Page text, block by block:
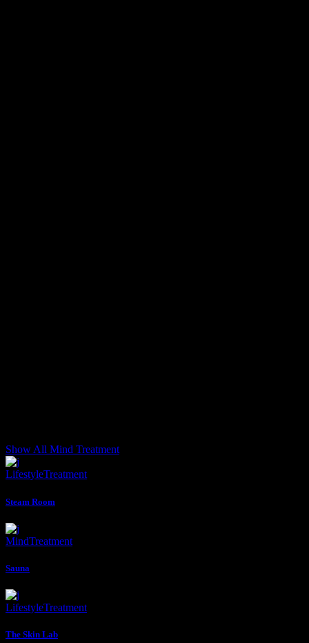
Show All Mind Treatment
LifestyleTreatment
Steam Room
MindTreatment
Sauna
LifestyleTreatment
The Skin Lab